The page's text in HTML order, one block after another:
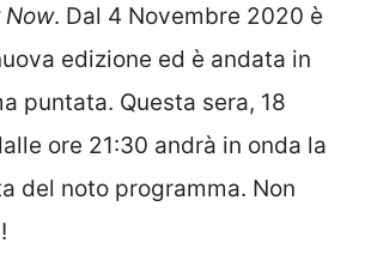
Now. Dal 4 Novembre 2020 è
edizione ed è andata in
puntata. Questa sera, 18
ore 21:30 andrà in onda la
del noto programma. Non